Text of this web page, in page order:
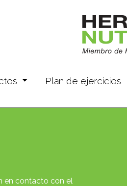
Plan de ejercicios
en contacto con el